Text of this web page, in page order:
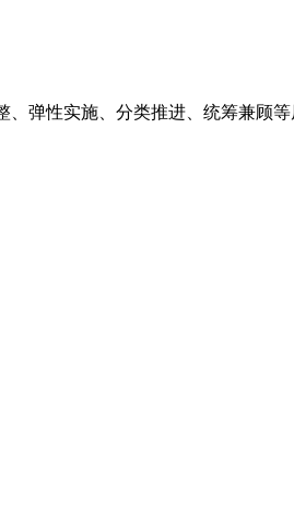
弹性实施、分类推进、统筹兼顾